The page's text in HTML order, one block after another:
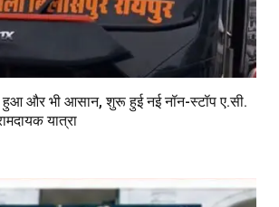
हुआ और भी आसान, शुरू हुई नई नॉन-स्टॉप ए.सी.
यात्रा